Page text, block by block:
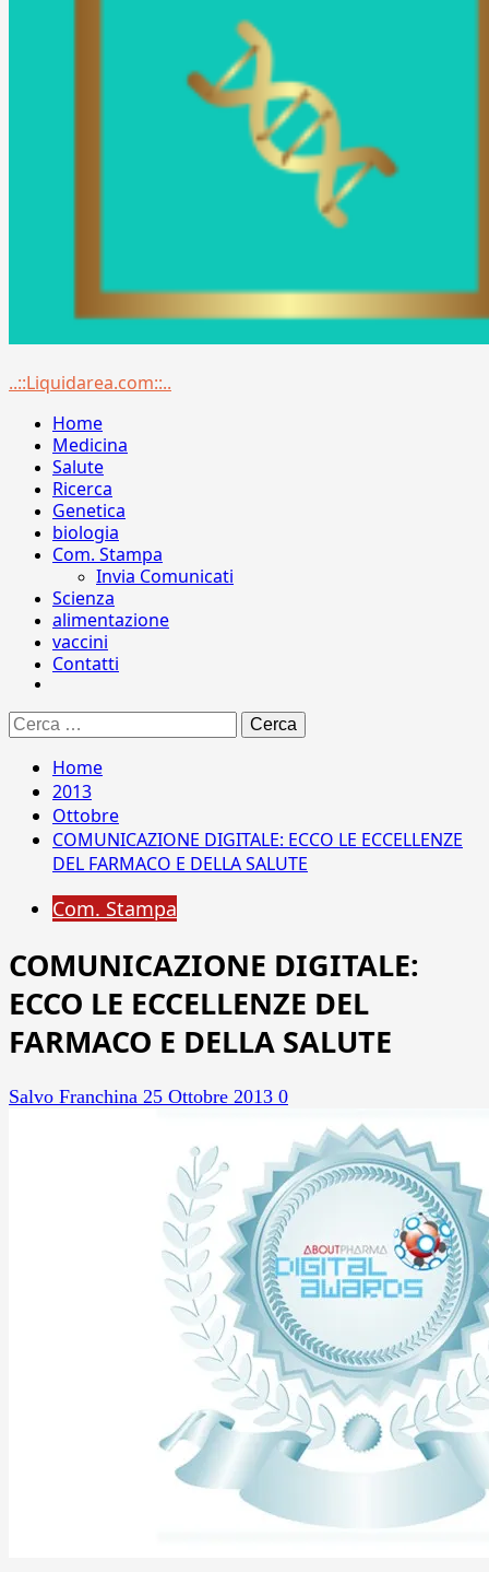
Menu
..::Liquidarea.com::..
Home
Medicina
Salute
Ricerca
Genetica
biologia
Com. Stampa
Invia Comunicati
Scienza
alimentazione
vaccini
Contatti
Ricerca
per:
Home
2013
Ottobre
COMUNICAZIONE DIGITALE: ECCO LE ECCELLENZE
DEL FARMACO E DELLA SALUTE
Com. Stampa
COMUNICAZIONE DIGITALE:
ECCO LE ECCELLENZE DEL
FARMACO E DELLA SALUTE
Salvo Franchina 25 Ottobre 2013 0